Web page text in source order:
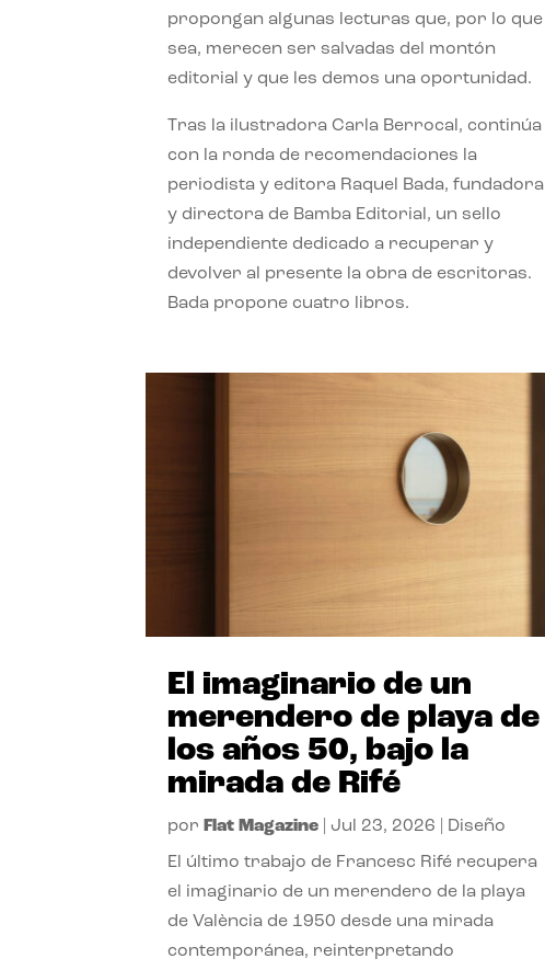
propongan algunas lecturas que, por lo que
sea, merecen ser salvadas del montón
editorial y que les demos una oportunidad.
Tras la ilustradora Carla Berrocal, continúa
con la ronda de recomendaciones la
periodista y editora Raquel Bada, fundadora
y directora de Bamba Editorial, un sello
independiente dedicado a recuperar y
devolver al presente la obra de escritoras.
Bada propone cuatro libros.
El imaginario de un
merendero de playa de
los años 50, bajo la
mirada de Rifé
por Flat Magazine Jul 23, 2026 Diseño
El último trabajo de Francesc Rifé recupera
el imaginario de un merendero de la playa
de València de 1950 desde una mirada
contemporánea, reinterpretando